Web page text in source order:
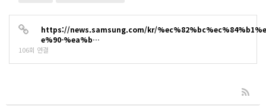
https://news.samsung.com/kr/
e%90-%ea%b…
106회 연결